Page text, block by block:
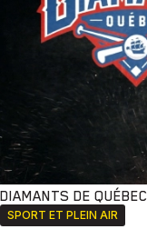
DIAMANTS DE QUÉBEC
SPORT ET PLEIN AIR